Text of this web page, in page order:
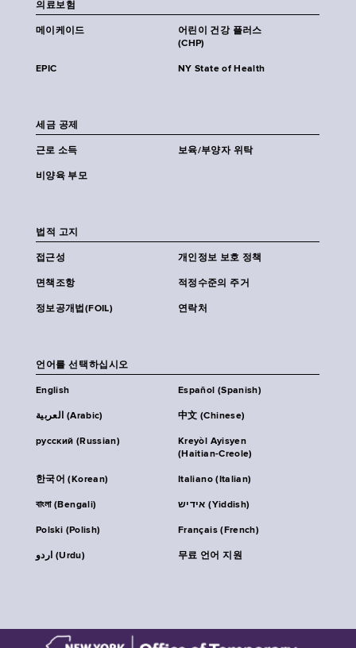
의료보험
메이케이드
어린이 건강 플러스
(CHP)
EPIC NY State of Health
세금 공제
근로 소득 보육/부양자 위탁
비양육 부모
법적 고지
접근성 개인정보 보호 정책
면책조항 적정수준의 주거
정보공개법(FOIL) 연락처
언어를 선택하십시오
English Español (Spanish)
العربية (Arabic) 中文 (Chinese)
русский (Russian)
Kreyòl Ayisyen
(Haitian-Creole)
한국어 (Korean) Italiano (Italian)
বাংলা (Bengali) אידיש (Yiddish)
Polski (Polish) Français (French)
اردو (Urdu) 무료 언어 지원